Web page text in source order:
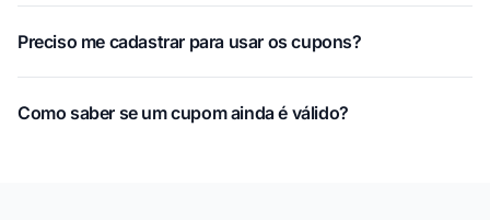
Preciso me cadastrar para usar os cupons?
Como saber se um cupom ainda é válido?